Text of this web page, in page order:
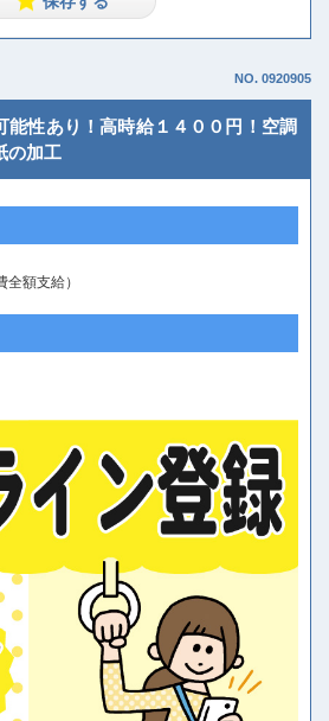
NO. 0920905
能性あり！高時給１４００円！空調
の加工
全額支給）